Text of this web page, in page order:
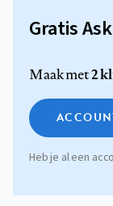
Gratis
Maak met2
Heb je al een